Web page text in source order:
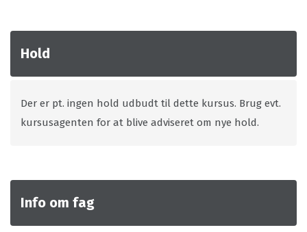
Hold
Der er pt. ingen hold udbudt til dette kursus. Brug evt.
kursusagenten for at blive adviseret om nye hold.
Info om fag